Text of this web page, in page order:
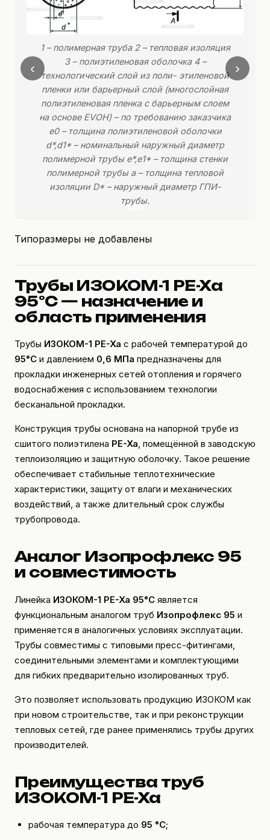
1 – полимерная труба 2 – тепловая изоляция
3 – полиэтиленовая оболочка 4 –
технологический слой из поли- этиленовой
пленки или барьерный слой (многослойная
полиэтиленовая пленка с барьерным слоем
на основе EVOH) – по требованию заказчика
е0 – толщина полиэтиленовой оболочки
d*,d1* – номинальный наружный диаметр
полимерной трубы е*,е1* – толщина стенки
полимерной трубы а – толщина тепловой
изоляции D* – наружный диаметр ГПИ-
трубы.
‹ ›
Типоразмеры не добавлены
Трубы ИЗОКОМ-1 PE-Xa
95°C — назначение и
область применения
Трубы ИЗОКОМ-1 PE-Xa с рабочей температурой до
95°C и давлением 0,6 МПа предназначены для
прокладки инженерных сетей отопления и горячего
водоснабжения с использованием технологии
бесканальной прокладки.
Конструкция трубы основана на напорной трубе из
сшитого полиэтилена PE-Xa, помещённой в заводскую
теплоизоляцию и защитную оболочку. Такое решение
обеспечивает стабильные теплотехнические
характеристики, защиту от влаги и механических
воздействий, а также длительный срок службы
трубопровода.
Аналог Изопрофлекс 95
и совместимость
Линейка ИЗОКОМ-1 PE-Xa 95°C является
функциональным аналогом труб Изопрофлекс 95 и
применяется в аналогичных условиях эксплуатации.
Трубы совместимы с типовыми пресс-фитингами,
соединительными элементами и комплектующими
для гибких предварительно изолированных труб.
Это позволяет использовать продукцию ИЗОКОМ как
при новом строительстве, так и при реконструкции
тепловых сетей, где ранее применялись трубы других
производителей.
Преимущества труб
ИЗОКОМ-1 PE-Xa
рабочая температура до 95 °C;